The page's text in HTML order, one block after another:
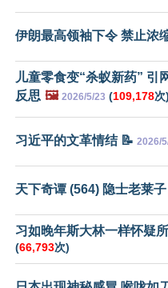
伊朗最高领袖下令 禁止浓
儿童零食变“杀蚁新药” 引
反思 🖼️ 2026/5/23 (109,178次)
习近平的文革情结 📝 2026/
天下奇谭 (564) 隐士老莱子
习如晚年斯大林一样怀疑
(66,793次)